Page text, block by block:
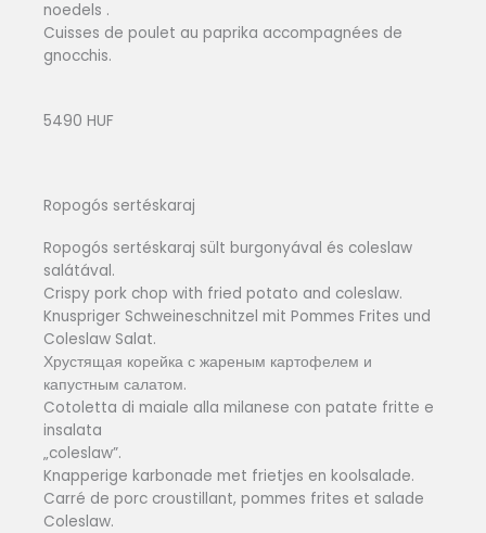
noedels .
Cuisses de poulet au paprika accompagnées de
gnocchis.
5490 HUF
Ropogós sertéskaraj
Ropogós sertéskaraj sült burgonyával és coleslaw
salátával.
Crispy pork chop with fried potato and coleslaw.
Knuspriger Schweineschnitzel mit Pommes Frites und
Coleslaw Salat.
Хрустящая корейка с жареным картофелем и
капустным салатом.
Cotoletta di maiale alla milanese con patate fritte e
insalata
„coleslaw”.
Knapperige karbonade met frietjes en koolsalade.
Carré de porc croustillant, pommes frites et salade
Coleslaw.